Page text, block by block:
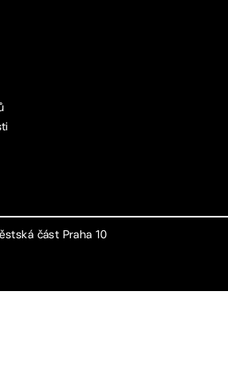
část Praha 10